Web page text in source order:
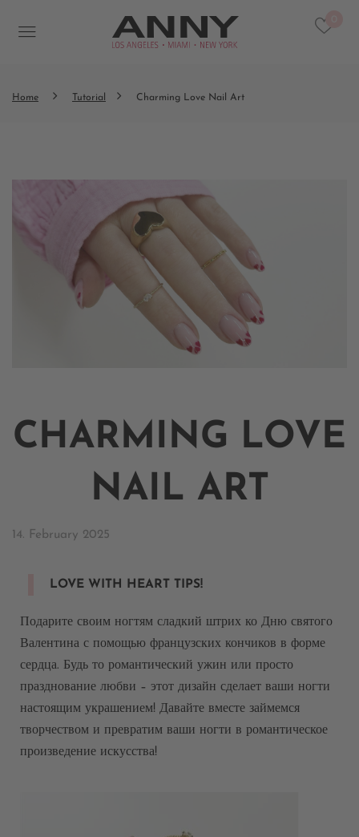
Home Tutorial Charming Love Nail Art​
CHARMING LOVE
NAIL ART​
14. February 2025
LOVE WITH HEART TIPS!​
Подарите своим ногтям сладкий штрих ко Дню святого
Валентина с помощью французских кончиков в форме
сердца. Будь то романтический ужин или просто
празднование любви – этот дизайн сделает ваши ногти
настоящим украшением! Давайте вместе займемся
творчеством и превратим ваши ногти в романтическое
произведение искусства!